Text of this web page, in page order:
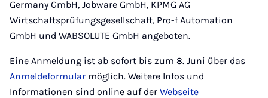
Germany GmbH, Jobware GmbH, KPMG AG
Wirtschaftsprüfungsgesellschaft, Pro-f Automation
GmbH und WABSOLUTE GmbH angeboten.
Eine Anmeldung ist ab sofort bis zum 8. Juni über das
Anmeldeformular möglich. Weitere Infos und
Informationen sind online auf der Webseite